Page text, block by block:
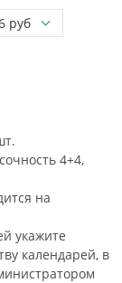
4+4,
на
укажите
календарей, в